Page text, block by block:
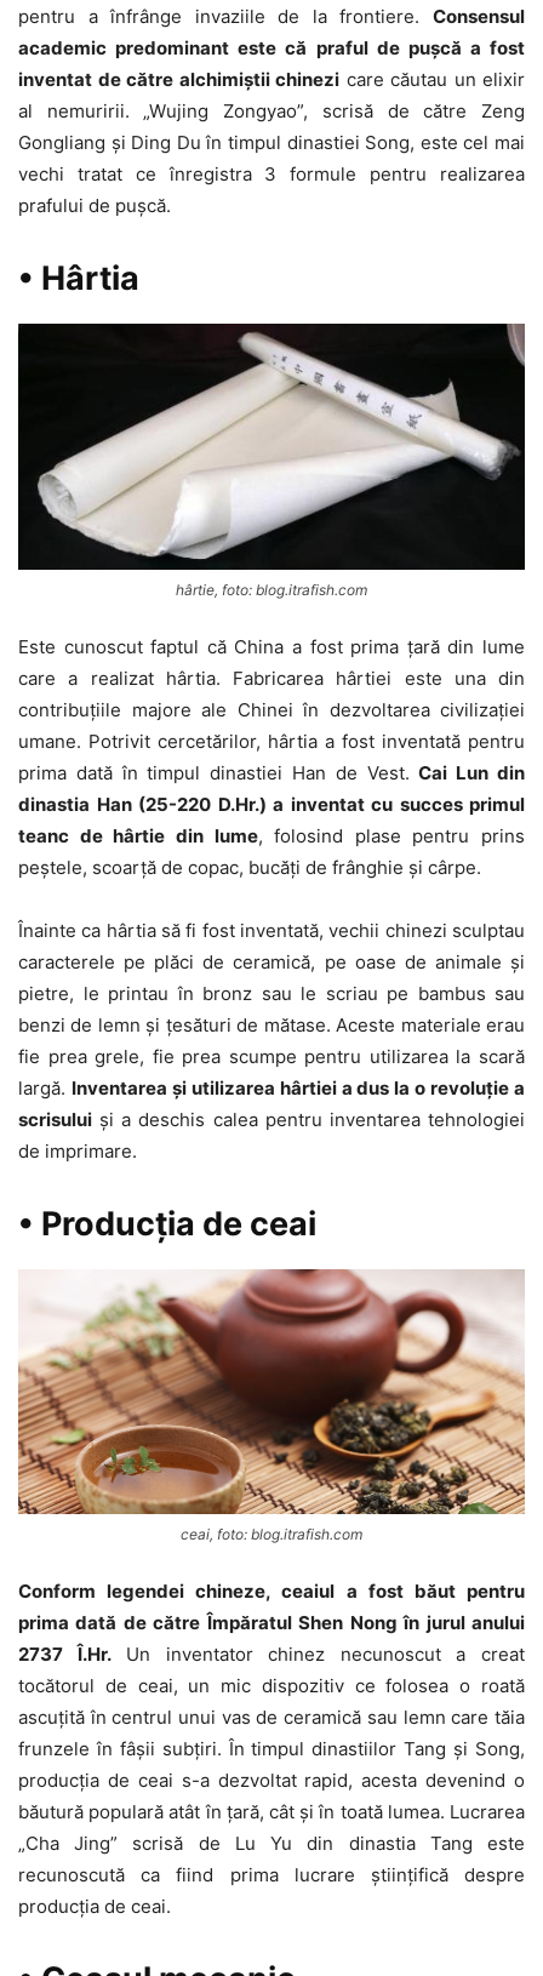
pentru a înfrânge invaziile de la frontiere. Consensul
academic predominant este că praful de pușcă a fost
inventat de către alchimiștii chinezi care căutau un elixir
al nemuririi. „Wujing Zongyao”, scrisă de către Zeng
Gongliang și Ding Du în timpul dinastiei Song, este cel mai
vechi tratat ce înregistra 3 formule pentru realizarea
prafului de pușcă.
• Hârtia
hârtie, foto: blog.itrafish.com
Este cunoscut faptul că China a fost prima țară din lume
care a realizat hârtia. Fabricarea hârtiei este una din
contribuțiile majore ale Chinei în dezvoltarea civilizației
umane. Potrivit cercetărilor, hârtia a fost inventată pentru
prima dată în timpul dinastiei Han de Vest.Cai Lun din
dinastia Han (25-220 D.Hr.) a inventat cu succes primul
teanc de hârtie din lume, folosind plase pentru prins
peștele, scoarță de copac, bucăți de frânghie și cârpe.
Înainte ca hârtia să fi fost inventată, vechii chinezi sculptau
caracterele pe plăci de ceramică, pe oase de animale și
pietre, le printau în bronz sau le scriau pe bambus sau
benzi de lemn și țesături de mătase. Aceste materiale erau
fie prea grele, fie prea scumpe pentru utilizarea la scară
largă. Inventarea și utilizarea hârtiei a dus la o revoluție a
scrisului și a deschis calea pentru inventarea tehnologiei
de imprimare.
• Producția de ceai
ceai, foto: blog.itrafish.com
Conform legendei chineze, ceaiul a fost băut pentru
prima dată de către Împăratul Shen Nong în jurul anului
2737 Î.Hr.Un inventator chinez necunoscut a creat
tocătorul de ceai, un mic dispozitiv ce folosea o roată
ascuțită în centrul unui vas de ceramică sau lemn care tăia
frunzele în fâșii subțiri. În timpul dinastiilor Tang și Song,
producția de ceai s-a dezvoltat rapid, acesta devenind o
băutură populară atât în țară, cât și în toată lumea. Lucrarea
„Cha Jing” scrisă de Lu Yu din dinastia Tang este
recunoscută ca fiind prima lucrare științifică despre
producția de ceai.